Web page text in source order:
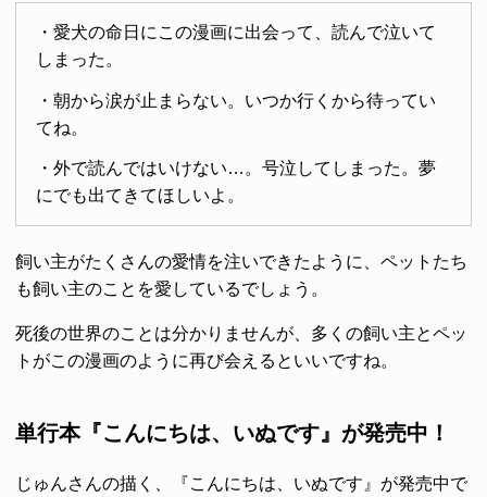
・愛犬の命日にこの漫画に出会って、読んで泣いて
しまった。
・朝から涙が止まらない。いつか行くから待ってい
てね。
・外で読んではいけない…。号泣してしまった。夢
にでも出てきてほしいよ。
飼い主がたくさんの愛情を注いできたように、ペットたち
も飼い主のことを愛しているでしょう。
死後の世界のことは分かりませんが、多くの飼い主とペッ
トがこの漫画のように再び会えるといいですね。
単行本『こんにちは、いぬです』が発売中！
じゅんさんの描く、『こんにちは、いぬです』が発売中で